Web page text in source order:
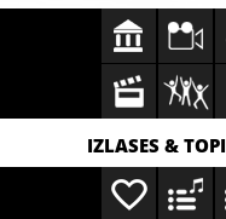
IZLASES & TOPI